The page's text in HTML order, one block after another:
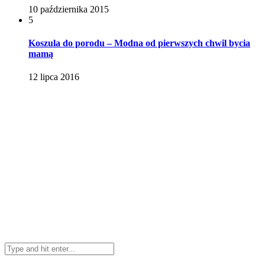
10 października 2015
5
Koszula do porodu – Modna od pierwszych chwil bycia
mamą
12 lipca 2016